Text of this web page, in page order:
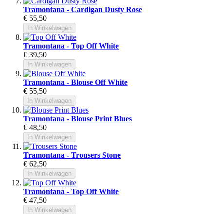
Tramontana - Cardigan Dusty Rose
€ 55,50
In Winkelwagen
Tramontana - Top Off White
€ 39,50
In Winkelwagen
Tramontana - Blouse Off White
€ 55,50
In Winkelwagen
Tramontana - Blouse Print Blues
€ 48,50
In Winkelwagen
Tramontana - Trousers Stone
€ 62,50
In Winkelwagen
Tramontana - Top Off White
€ 47,50
In Winkelwagen